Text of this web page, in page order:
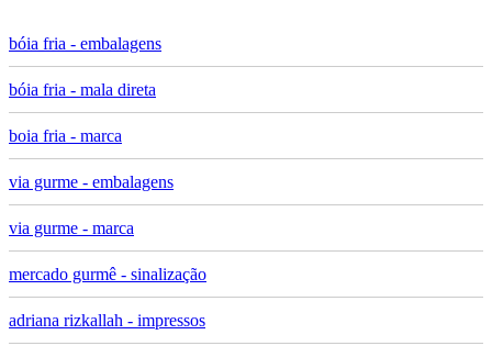
bóia fria - embalagens
bóia fria - mala direta
boia fria - marca
via gurme - embalagens
via gurme - marca
mercado gurmê - sinalização
adriana rizkallah - impressos